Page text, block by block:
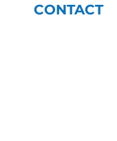
CONTACT